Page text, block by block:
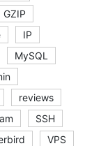
GZIP
IP
MySQL
reviews
SSH
VPS